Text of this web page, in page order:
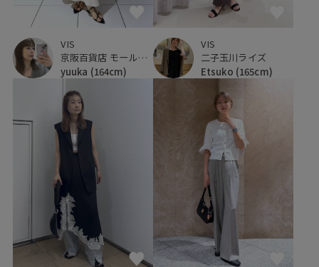
VIS
京阪百貨店 モール京橋店
yuuka (164cm)
VIS
二子玉川ライズ
Etsuko (165cm)